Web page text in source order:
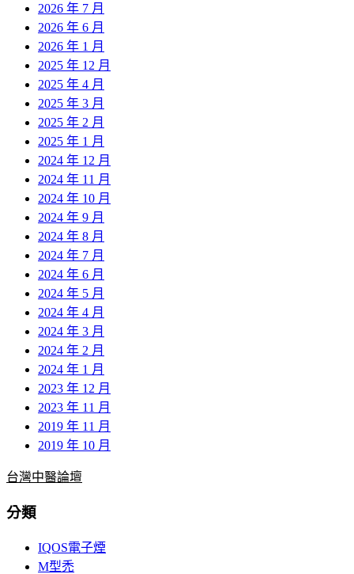
2026 年 7 月
2026 年 6 月
2026 年 1 月
2025 年 12 月
2025 年 4 月
2025 年 3 月
2025 年 2 月
2025 年 1 月
2024 年 12 月
2024 年 11 月
2024 年 10 月
2024 年 9 月
2024 年 8 月
2024 年 7 月
2024 年 6 月
2024 年 5 月
2024 年 4 月
2024 年 3 月
2024 年 2 月
2024 年 1 月
2023 年 12 月
2023 年 11 月
2019 年 11 月
2019 年 10 月
台灣中醫論壇
分類
IQOS電子煙
M型禿